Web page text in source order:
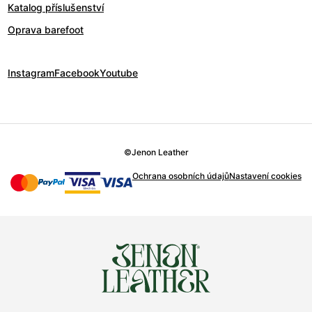
Katalog příslušenství
Oprava barefoot
InstagramFacebookYoutube
©Jenon Leather
Ochrana osobních údajůNastavení cookies